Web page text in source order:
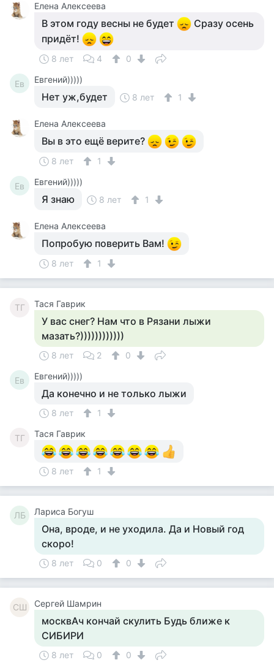
Елена Алексеева
В этом году весны не будет
Сразу осень
придёт!
8 лет 4 0
Ев Евгений)))))
Нет уж,будет 8 лет 1
Елена Алексеева
Вы в это ещё верите?
8 лет 1
Ев Евгений)))))
Я знаю 8 лет 1
Елена Алексеева
Попробую поверить Вам!
8 лет 1
ТГ Тася Гаврик
У вас снег? Нам что в Рязани лыжи
мазать?))))))))))))
8 лет 2 0
Ев Евгений)))))
Да конечно и не только лыжи
8 лет 1
ТГ Тася Гаврик
8 лет 1
ЛБ Лариса Богуш
Она, вроде, и не уходила. Да и Новый год
скоро!
8 лет 0 0
СШ Сергей Шамрин
москвАч кончай скулить Будь ближе к
СИБИРИ
8 лет 0 0